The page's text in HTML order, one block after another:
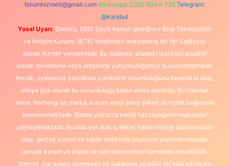
forumhizmeti@gmail.com Whatsapp: 0262 606 0 726 Telegram:
@karabul
Yasal Uyarı: Sitemiz, 5651 Sayılı Kanun gereğince Bilgi Teknolojileri
ve İletişim Kurumu (BTK) tarafından onaylanmış bir Yer Sağlayıcı
olarak hizmet vermektedir. Bu nedenle, sitedeki içerikleri proaktif
olarak denetleme veya araştırma yükümlülüğümüz bulunmamaktadır.
Ancak, üyelerimiz yazdıkları içeriklerin sorumluluğunu taşımakta olup,
siteye üye olarak bu sorumluluğu kabul etmiş sayılırlar. Bu internet
sitesi, herhangi bir marka, kurum veya şahıs şirketi ile hiçbir bağlantısı
bulunmamaktadır. Sitede yalnızca kendi hazırladığımız makaleler
paylaşılmaktadır. Burada yer alan içerikler haber niteliği taşımamakta
olup, gerçek kurum ve kişiler hakkında paylaşım yapılmamaktadır.
Gerçek kurum ve kişiler ile isim benzerlikleri tamamen tesadüfidir.
Sitemiz, kar amacı gütmeyen ve tamamen ücretsiz bir bilgi paylaşım